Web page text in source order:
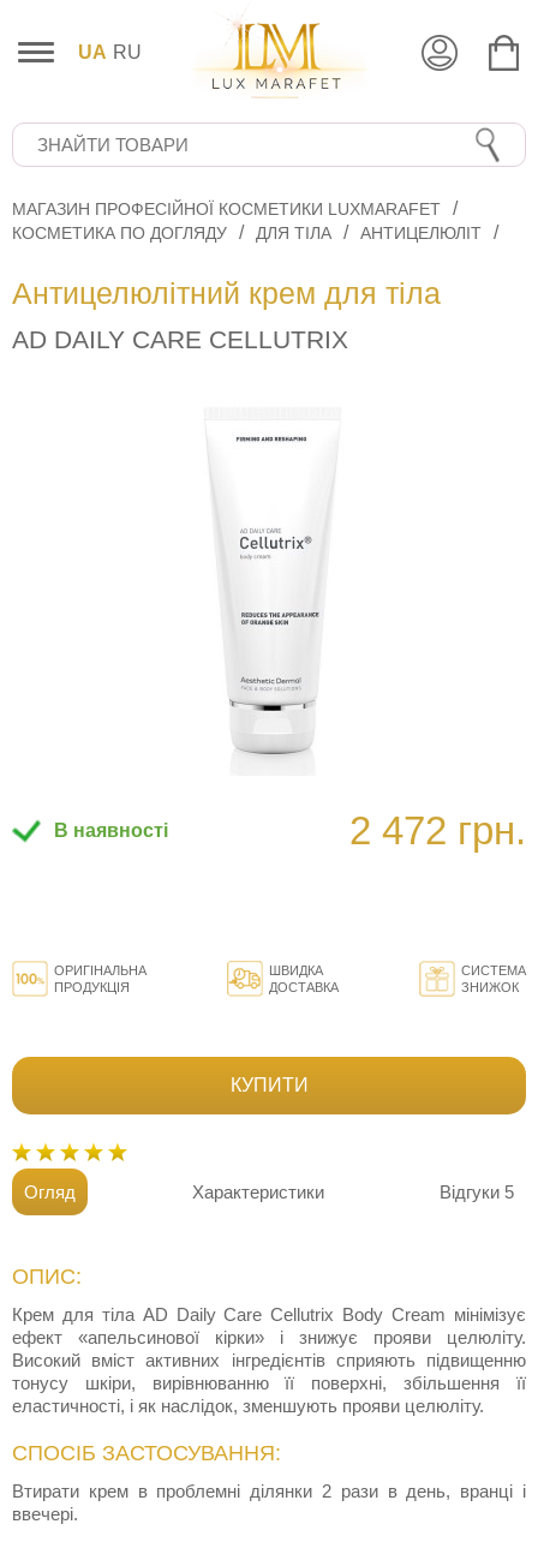
UA RU
МАГАЗИН ПРОФЕСІЙНОЇ КОСМЕТИКИ LUXMARAFET
КОСМЕТИКА ПО ДОГЛЯДУ
ДЛЯ ТІЛА АНТИЦЕЛЮЛІТ
Антицелюлітний крем для тіла
AD DAILY CARE CELLUTRIX
В наявності 2 472 грн.
ОРИГІНАЛЬНА
ПРОДУКЦІЯ
ШВИДКА
ДОСТАВКА
СИСТЕМА
ЗНИЖОК
КУПИТИ
Огляд Характеристики Відгуки 5
ОПИС:
Крем для тіла AD Daily Care Cellutrix Body Cream мінімізує
ефект «апельсинової кірки» і знижує прояви целюліту.
Високий вміст активних інгредієнтів сприяють підвищенню
тонусу шкіри, вирівнюванню її поверхні, збільшення її
еластичності, і як наслідок, зменшують прояви целюліту.
СПОСІБ ЗАСТОСУВАННЯ:
Втирати крем в проблемні ділянки 2 рази в день, вранці і
ввечері.